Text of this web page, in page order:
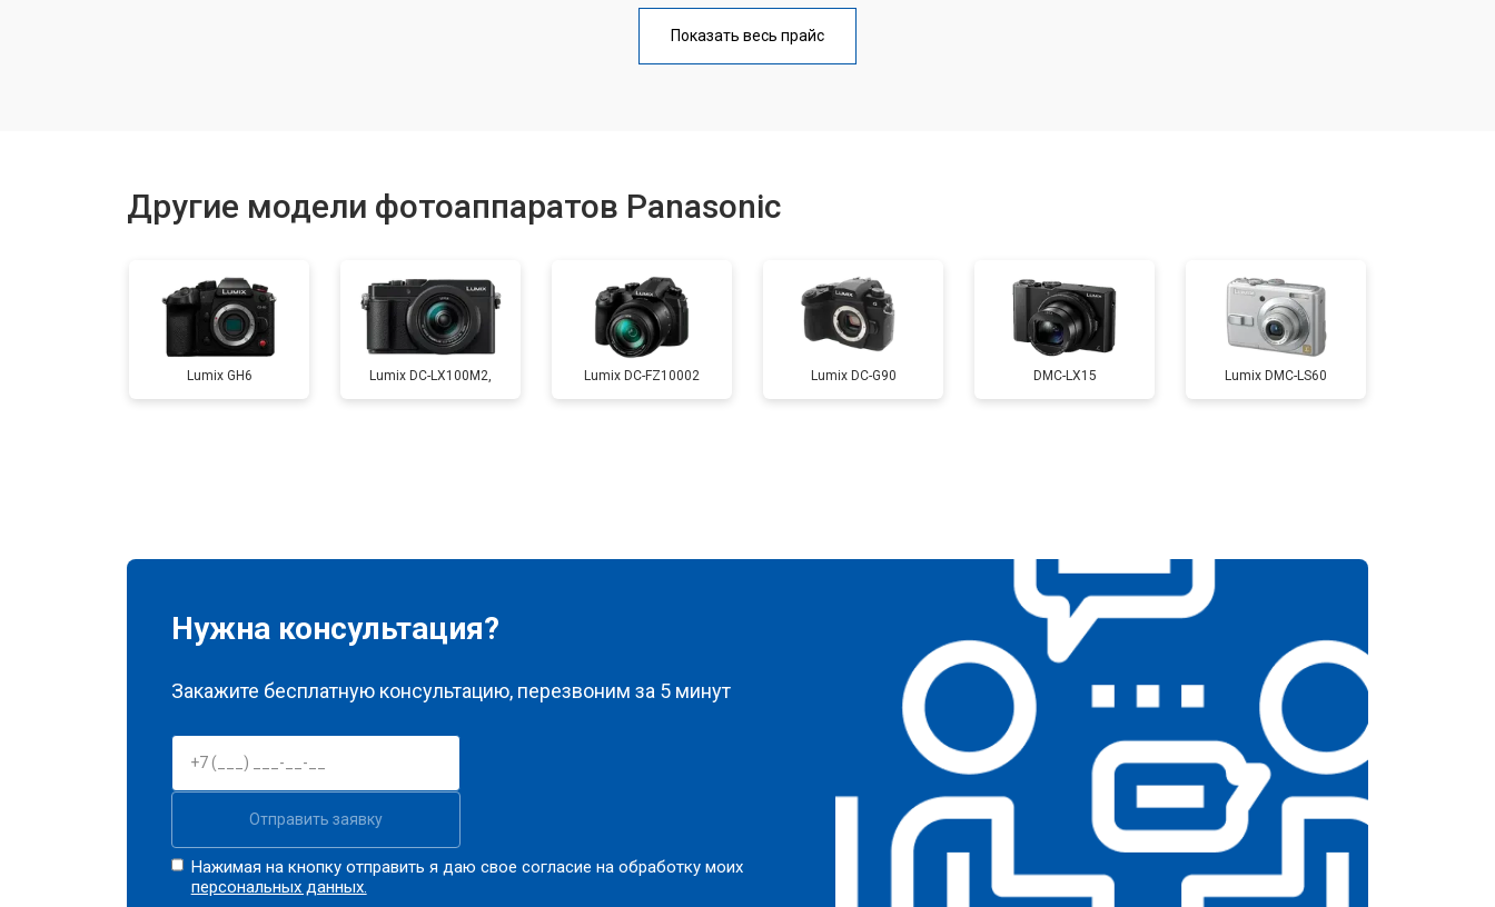
от 60 мин
Замена CCD/CMOS матрицы от 120 мин от 4300 ₽ Заказать
Ремонт материнской платы от 60 мин от 3300 ₽ Заказать
Показать весь прайс
Другие модели фотоаппаратов Panasonic
Lumix GH6 Lumix DC-LX100M2, Lumix DC-FZ10002 Lumix DC-G90 DMC-LX15 Lumix DMC-LS60
Нужна консультация?
Закажите бесплатную консультацию, перезвоним за 5 минут
Отправить заявку
Нажимая на кнопку отправить я даю свое согласие на обработку моих
персональных данных.